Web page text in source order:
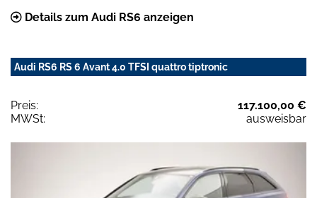
Details zum Audi RS6 anzeigen
Audi RS6 RS 6 Avant 4.0 TFSI quattro tiptronic
Preis:
117.100,00 €
MWSt:
ausweisbar